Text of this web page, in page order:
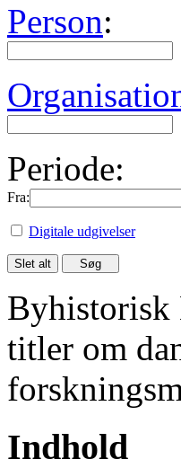
Person:
Periode:
Fra:
Digitale udgivelser
Byhistorisk
titler om
Indhold